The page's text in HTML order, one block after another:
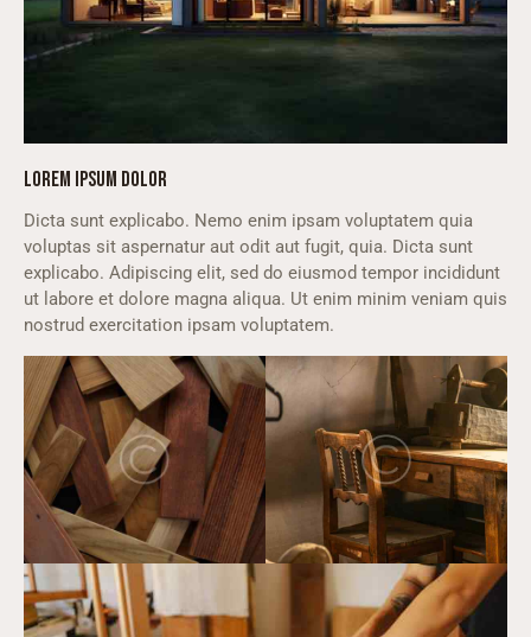
LOREM IPSUM DOLOR
Dicta sunt explicabo. Nemo enim ipsam voluptatem quia
voluptas sit aspernatur aut odit aut fugit, quia. Dicta sunt
explicabo. Adipiscing elit, sed do eiusmod tempor incididunt
ut labore et dolore magna aliqua. Ut enim minim veniam quis
nostrud exercitation ipsam voluptatem.